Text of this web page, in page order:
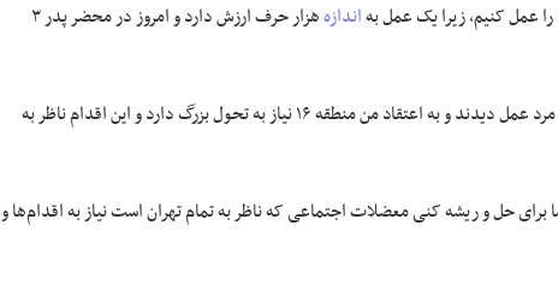
عمل کنیم، زیرا یک عمل بهاندازه
هزار حرف ارزش دارد و امروز در محضر پدر ۳
زاکانی افزود: چرا مردم حاج قاسم سلیمانی را دوست داشتند؟ چون مردم او را مرد عمل دیدند و به اعتقاد من منطقه ۱۶ نیاز به تحول بزرگ دارد و این اقدام ناظر به
داده شده است، اما برای حل و ریشه کنی معضلات اجتماعی که ناظر به تمام تهران است نیاز به اقدام‌ها و